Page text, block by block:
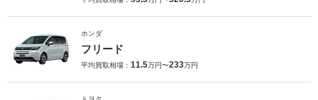
ホンダ
フリード
平均買取相場： 11.5万円〜233万円